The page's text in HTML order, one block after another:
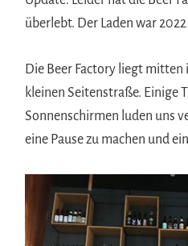
überlebt. Der Laden war
Die Beer Factory liegt
kleinen Seitenstraße. Einige
Sonnenschirmen luden uns
eine Pause zu machen und